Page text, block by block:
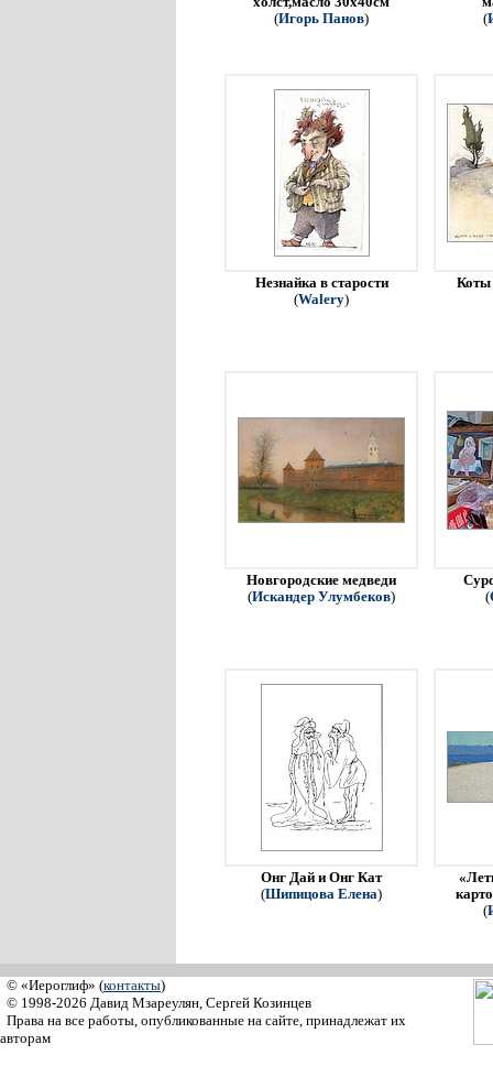
(Игорь Панов)
(
Незнайка в старости
(Walery)
Коты
Новгородские медведи
(Искандер Улумбеков)
(
Онг Дай и Онг Кат
(Шипицова Елена)
(
© «Иероглиф» (контакты)
© 1998-2026 Давид Мзареулян, Сергей Козинцев
Права на все работы, опубликованные на сайте, принадлежат их
авторам